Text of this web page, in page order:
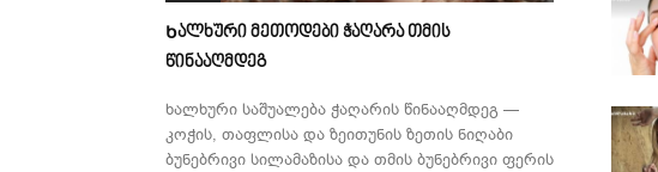
Ხალხური მეთოდები ჭაღარა თმის
წინააღმდეგ
ხალხური საშუალება ჭაღარის წინააღმდეგ —
კოჭის, თაფლისა და ზეითუნის ზეთის ნიღაბი
ბუნებრივი სილამაზისა და თმის ბუნებრივი ფერის